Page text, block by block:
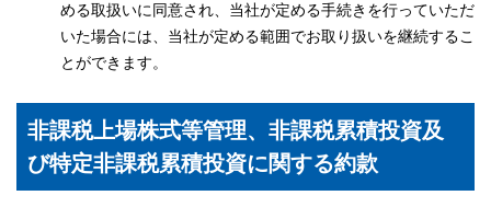
める取扱いに同意され、当社が定める手続きを行っていただ
いた場合には、当社が定める範囲でお取り扱いを継続するこ
とができます。
非課税上場株式等管理、非課税累積投資及
び特定非課税累積投資に関する約款